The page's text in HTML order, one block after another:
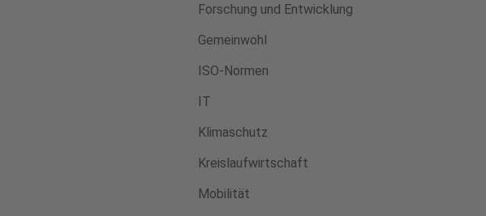
Forschung und Entwicklung
Gemeinwohl
ISO-Normen
IT
Klimaschutz
Kreislaufwirtschaft
Mobilität